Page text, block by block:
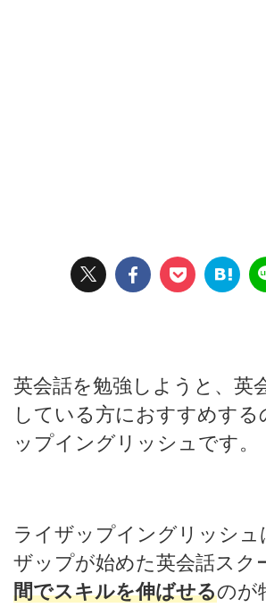
英会話を勉強しようと、英
している方におすすめする
ップイングリッシュです。
ライザップイングリッシュ
ザップが始めた英会話スク
間でスキルを伸ばせるのが